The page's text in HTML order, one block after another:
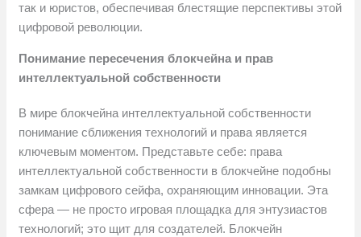
так и юристов, обеспечивая блестящие перспективы этой
цифровой революции.
Понимание пересечения блокчейна и прав
интеллектуальной собственности
В мире блокчейна интеллектуальной собственности
понимание сближения технологий и права является
ключевым моментом. Представьте себе: права
интеллектуальной собственности в блокчейне подобны
замкам цифрового сейфа, охраняющим инновации. Эта
сфера — не просто игровая площадка для энтузиастов
технологий; это щит для создателей. Блокчейн